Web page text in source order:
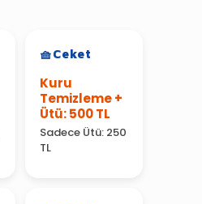
Ceket
Kuru
Temizleme +
Ütü: 500 TL
Sadece Ütü: 250
TL